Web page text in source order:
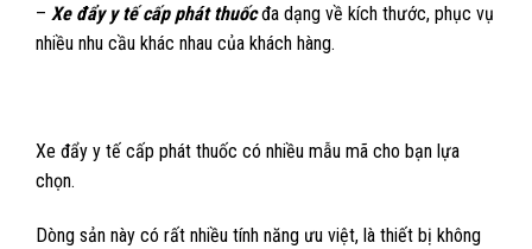
– Xe đẩy y tế cấp phát thuốcđa dạng về kích thước, phục vụ
nhiều nhu cầu khác nhau của khách hàng.
Xe đẩy y tế cấp phát thuốc có nhiều mẫu mã cho bạn lựa
chọn.
Dòng sản này có rất nhiều tính năng ưu việt, là thiết bị không